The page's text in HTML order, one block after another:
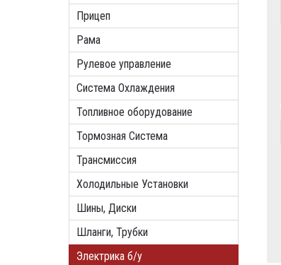
Прицеп
Рама
Рулевое управление
Система Охлаждения
Топливное оборудование
Тормозная Система
Трансмиссия
Холодильные Установки
Шины, Диски
Шланги, Трубки
Электрика б/у